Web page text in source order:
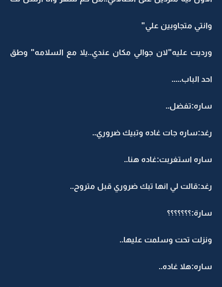
وانتي متجاوبين علي"
ورديت عليه"لان جوالي مكان عندي..يلا مع السلامه" وطق
احد الباب.....
ساره:تفضل..
رغد:ساره جات غاده وتبيك ضروري..
ساره استغربت:غاده هنا..
رغد:قالت لي انها تبك ضروري قبل متروح..
سارة:؟؟؟؟؟؟؟
ونزلت تحت وسلمت عليها..
ساره:هلا غاده..